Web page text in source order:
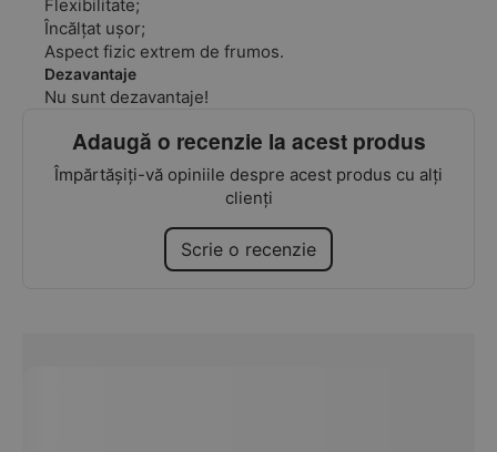
Flexibilitate;
Încălțat ușor;
Aspect fizic extrem de frumos.
Dezavantaje
Nu sunt dezavantaje!
Adaugă o recenzie la acest produs
Împărtășiți-vă opiniile despre acest produs cu alți
clienți
Scrie o recenzie